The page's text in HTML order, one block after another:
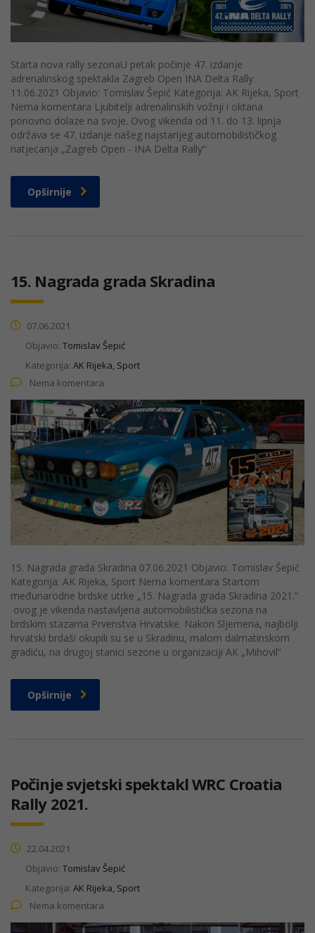
Starta nova rally sezonaU petak počinje 47. izdanje
adrenalinskog spektakla Zagreb Open INA Delta Rally
11.06.2021 Objavio: Tomislav Šepić Kategorija: AK Rijeka, Sport
Nema komentara Ljubitelji adrenalinskih vožnji i oktana
ponovno dolaze na svoje. Ovog vikenda od 11. do 13. lipnja
održava se 47. izdanje našeg najstarijeg automobilističkog
natjecanja „Zagreb Open - INA Delta Rally“
Opširnije
15. Nagrada grada Skradina
07.06.2021
Objavio: Tomislav Šepić
Kategorija: AK Rijeka, Sport
Nema komentara
15. Nagrada grada Skradina 07.06.2021 Objavio: Tomislav Šepić
Kategorija: AK Rijeka, Sport Nema komentara Startom
međunarodne brdske utrke „15. Nagrada grada Skradina 2021.“
ovog je vikenda nastavljena automobilistička sezona na
brdskim stazama Prvenstva Hrvatske. Nakon Sljemena, najbolji
hrvatski brdaši okupili su se u Skradinu, malom dalmatinskom
gradiću, na drugoj stanici sezone u organizaciji AK „Mihovil“
Opširnije
Počinje svjetski spektakl WRC Croatia
Rally 2021.
22.04.2021
Objavio: Tomislav Šepić
Kategorija: AK Rijeka, Sport
Nema komentara